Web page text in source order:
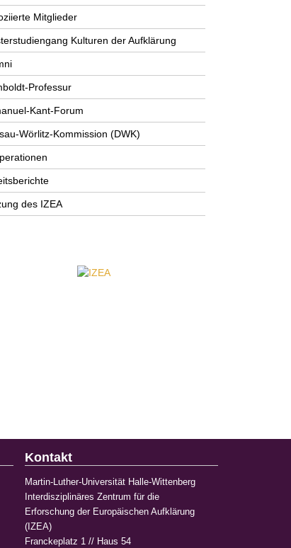
Mitglieder
Kulturen der Aufklärung
Professur
Kant-Forum
Wörlitz-Kommission (DWK)
des IZEA
Kontakt
Martin-Luther-Universität Halle-Wittenberg
Interdisziplinäres Zentrum für die
Erforschung der Europäischen Aufklärung
(IZEA)
Franckeplatz 1 // Haus 54